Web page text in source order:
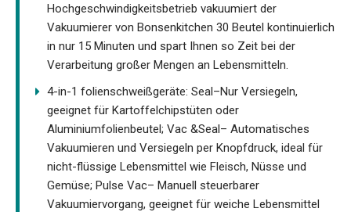
Hochgeschwindigkeitsbetrieb vakuumiert der
Vakuumierer von Bonsenkitchen 30 Beutel kontinuierlich
in nur 15 Minuten und spart Ihnen so Zeit bei der
Verarbeitung großer Mengen an Lebensmitteln.
4-in-1 folienschweißgeräte: Seal–Nur Versiegeln,
geeignet für Kartoffelchipstüten oder
Aluminiumfolienbeutel; Vac &Seal– Automatisches
Vakuumieren und Versiegeln per Knopfdruck, ideal für
nicht-flüssige Lebensmittel wie Fleisch, Nüsse und
Gemüse; Pulse Vac– Manuell steuerbarer
Vakuumiervorgang, geeignet für weiche Lebensmittel